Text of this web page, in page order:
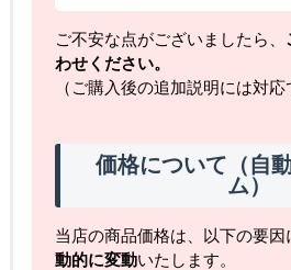
ご不安な点がございましたら、
わせください。
（ご購入後の追加説明には対応
価格について（自
ム）
当店の商品価格は、以下の要因
動的に変動いたします。